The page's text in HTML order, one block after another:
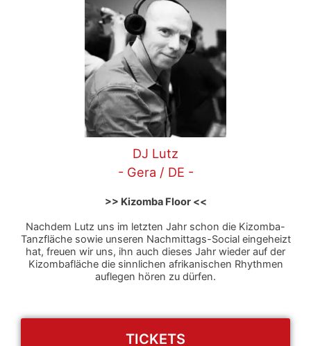
DJ Lutz
- Gera / DE -
>> Kizomba Floor <<
Nachdem Lutz uns im letzten Jahr schon die Kizomba-
Tanzfläche sowie unseren Nachmittags-Social eingeheizt
hat, freuen wir uns, ihn auch dieses Jahr wieder auf der
Kizombafläche die sinnlichen afrikanischen Rhythmen
auflegen hören zu dürfen.
TICKETS